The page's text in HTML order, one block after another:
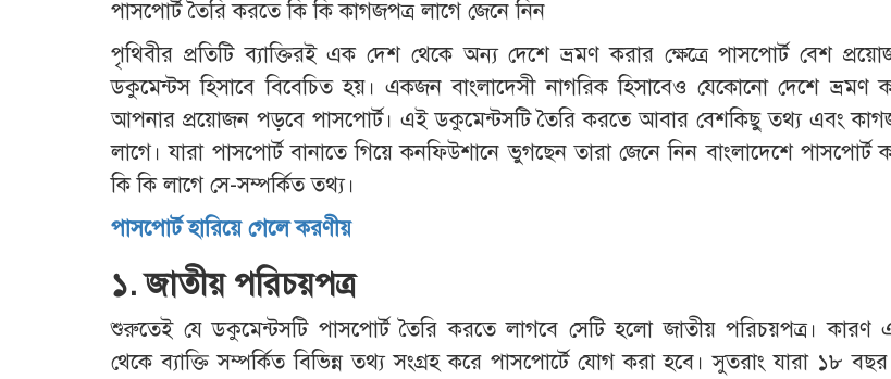
পাসপোর্ট তৈরি করতে কি কি কাগজপত্র লাগে জেনে নিন
পৃথিবীর প্রতিটি ব্যাক্তিরই এক দেশ থেকে অন্য দেশে ভ্রমণ করার ক্ষেত্রে পাসপোর্ট বেশ
ডকুমেন্টস হিসাবে বিবেচিত হয়। একজন বাংলাদেসী নাগরিক হিসাবেও যেকোনো দেশে ভ্রমণ
আপনার প্রয়োজন পড়বে পাসপোর্ট। এই ডকুমেন্টসটি তৈরি করতে আবার বেশকিছু তথ্য এবং
লাগে। যারা পাসপোর্ট বানাতে গিয়ে কনফিউশানে ভুগছেন তারা জেনে নিন বাংলাদেশে পাসপোর্ট
কি কি লাগে সে-সম্পর্কিত তথ্য।
পাসপোর্ট হারিয়ে গেলে করণীয়
১. জাতীয় পরিচয়পত্র
শুরুতেই যে ডকুমেন্টসটি পাসপোর্ট তৈরি করতে লাগবে সেটি হলো জাতীয় পরিচয়পত্র। কারণ
থেকে ব্যাক্তি সম্পর্কিত বিভিন্ন তথ্য সংগ্রহ করে পাসপোর্টে যোগ করা হবে। সুতরাং যারা ১৮